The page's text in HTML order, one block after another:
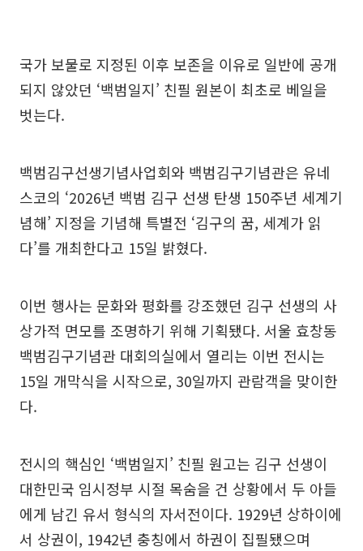
국가 보물로 지정된 이후 보존을 이유로 일반에 공개
되지 않았던 ‘백범일지’ 친필 원본이 최초로 베일을
벗는다.
백범김구선생기념사업회와 백범김구기념관은 유네
스코의 ‘2026년 백범 김구 선생 탄생 150주년 세계기
념해’ 지정을 기념해 특별전 ‘김구의 꿈, 세계가 읽
다’를 개최한다고 15일 밝혔다.
이번 행사는 문화와 평화를 강조했던 김구 선생의 사
상가적 면모를 조명하기 위해 기획됐다. 서울 효창동
백범김구기념관 대회의실에서 열리는 이번 전시는
15일 개막식을 시작으로, 30일까지 관람객을 맞이한
다.
전시의 핵심인 ‘백범일지’ 친필 원고는 김구 선생이
대한민국 임시정부 시절 목숨을 건 상황에서 두 아들
에게 남긴 유서 형식의 자서전이다. 1929년 상하이에
서 상권이, 1942년 충칭에서 하권이 집필됐으며